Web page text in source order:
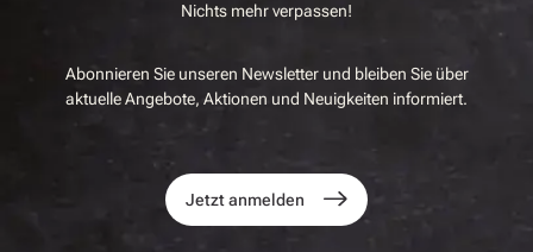
Nichts mehr verpassen!
Abonnieren Sie unseren Newsletter und bleiben Sie über
aktuelle Angebote, Aktionen und Neuigkeiten informiert.
Jetzt anmelden